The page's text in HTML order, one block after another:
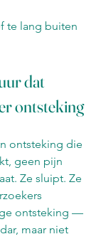
te lang buiten
dat
ontsteking
ontsteking die
geen pijn
Ze sluipt. Ze
ontsteking —
maar niet